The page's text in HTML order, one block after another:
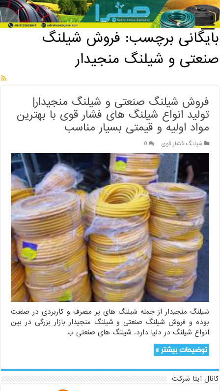
خانه / بایگانی برچسب: فروش شیلنگ صنعتی و شیلنگ منجیدار
بایگانی برچسب: فروش شیلنگ
صنعتی و شیلنگ منجیدار
فروش شیلنگ صنعتی و شیلنگ منجیدار|
تولید انواع شیلنگ های فشار قوی با بهترین
مواد اولیه و قیمتی بسیار مناسب
شیلنگ فشار قوی 0
شیلنگ منجیدار از جمله شیلنگ های پر مصرف و کاربردی در صنعت
بوده و فروش شیلنگ صنعتی و شیلنگ منجیدار بازار بزرگی در بین
انواع شیلنگ در دنیا دارد. شیلنگ های صنعتی ب
توضیحات بیشتر »
کانال ایتا شرکت